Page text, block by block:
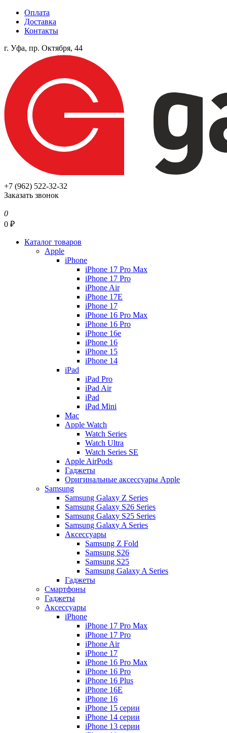
Оплата
Доставка
Контакты
г. Уфа, пр. Октября, 44
+7 (962) 522-32-32
Заказать звонок
0
0 ₽
Каталог товаров
Apple
iPhone
iPhone 17 Pro Max
iPhone 17 Pro
iPhone Air
iPhone 17E
iPhone 17
iPhone 16 Pro Max
iPhone 16 Pro
iPhone 16e
iPhone 16
iPhone 15
iPhone 14
iPad
iPad Pro
iPad Air
iPad
iPad Mini
Mac
Apple Watch
Watch Series
Watch Ultra
Watch Series SE
Apple AirPods
Гаджеты
Оригинальные аксессуары Apple
Samsung
Samsung Galaxy Z Series
Samsung Galaxy S26 Series
Samsung Galaxy S25 Series
Samsung Galaxy A Series
Аксессуары
Samsung Z Fold
Samsung S26
Samsung S25
Samsung Galaxy A Series
Гаджеты
Смартфоны
Гаджеты
Аксессуары
iPhone
iPhone 17 Pro Max
iPhone 17 Pro
iPhone Air
iPhone 17
iPhone 16 Pro Max
iPhone 16 Pro
iPhone 16 Plus
iPhone 16E
iPhone 16
iPhone 15 серии
iPhone 14 серии
iPhone 13 серии